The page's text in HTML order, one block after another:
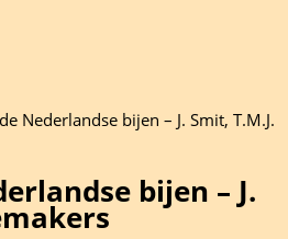
Nederlandse bijen – J. Smit, T.M.J.
bijen – J.